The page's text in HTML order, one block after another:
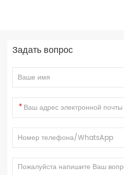
Задать вопрос